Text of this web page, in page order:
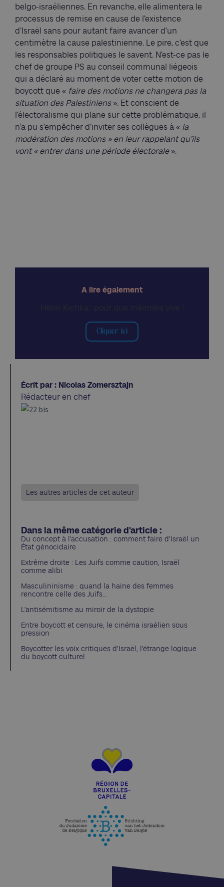
belgo-israéliennes. En revanche, elle alimentera le
processus de remise en cause de l’existence
d’Israël sans pour autant faire avancer d’un
centimètre la cause palestinienne. Le pire, c’est que
les responsables politiques le savent. N’est-ce pas le
chef de groupe PS au conseil communal liégeois
qui a déclaré au moment de voter cette motion de
boycott que « faire des motions ne changera pas la
situation des Palestiniens». Et conscient de
l’électoralisme qui plane sur cette problématique, il
n’a pu s’empêcher d’inviter ses collègues à « la
modération des motions » en leur rappelant qu’ils
vont « entrer dans une période électorale».
A lire également
Cliquer ici
Écrit par : Nicolas Zomersztajn
Rédacteur en chef
Les autres articles de cet auteur
Dans la même catégorie d'article :
Du concept à l’accusation : comment faire d’Israël un
État génocidaire
Extrême droite : Les Juifs comme caution, Israël
comme alibi
Masculininisme : quand la haine des femmes
rencontre celle des Juifs…
L’antisémitisme au miroir de la dystopie
Entre boycott et censure, le cinéma israélien sous
pression
Boycotter les voix critiques d’Israël, l’étrange logique
du boycott culturel